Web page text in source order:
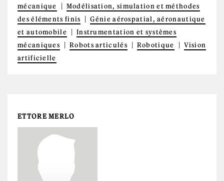
mécanique
Modélisation, simulation et méthodes
des éléments finis
Génie aérospatial, aéronautique
et automobile
Instrumentation et systèmes
mécaniques
Robots articulés Robotique
Vision
artificielle
ETTORE MERLO